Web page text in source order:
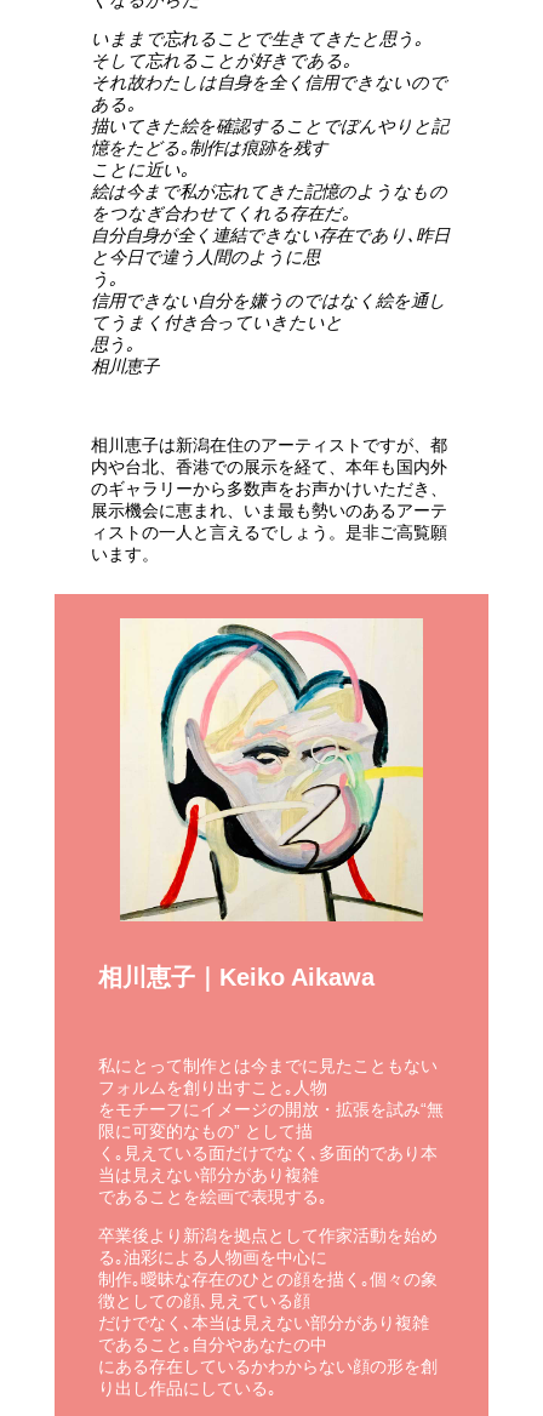
いままで忘れることで生きてきたと思う｡
そして忘れることが好きである｡
それ故わたしは自身を全く信用できないので
ある｡
描いてきた絵を確認することでぼんやりと記
憶をたどる｡制作は痕跡を残す
ことに近い｡
絵は今まで私が忘れてきた記憶のようなもの
をつなぎ合わせてくれる存在だ｡
自分自身が全く連結できない存在であり､昨日
と今日で違う人間のように思
う｡
信用できない自分を嫌うのではなく絵を通し
てうまく付き合っていきたいと
思う｡
相川恵子
相川恵子は新潟在住のアーティストですが、都
内や台北、香港での展示を経て、本年も国内外
のギャラリーから多数声をお声かけいただき、
展示機会に恵まれ、いま最も勢いのあるアーテ
ィストの一人と言えるでしょう。是非ご高覧願
います。
相川恵子｜Keiko Aikawa
私にとって制作とは今までに見たこともない
フォルムを創り出すこと｡人物
をモチーフにイメージの開放・拡張を試み“無
限に可変的なもの” として描
く｡見えている面だけでなく､多面的であり本
当は見えない部分があり複雑
であることを絵画で表現する｡
卒業後より新潟を拠点として作家活動を始め
る｡油彩による人物画を中心に
制作｡曖昧な存在のひとの顔を描く｡個々の象
徴としての顔､見えている顔
だけでなく､本当は見えない部分があり複雑
であること｡自分やあなたの中
にある存在しているかわからない顔の形を創
り出し作品にしている｡